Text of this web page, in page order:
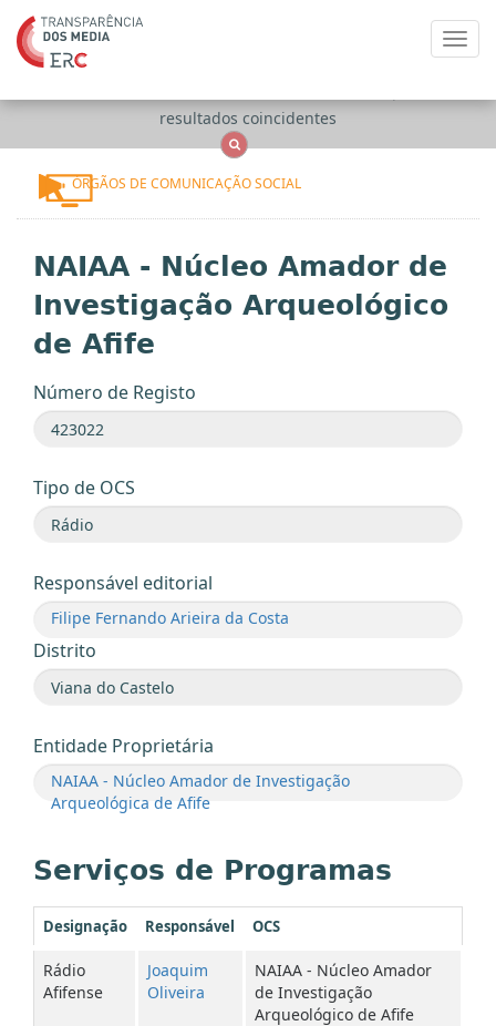
resultados coincidentes
ÓRGÃOS DE COMUNICAÇÃO SOCIAL
NAIAA - Núcleo Amador de
Investigação Arqueológico
de Afife
Número de Registo
Tipo de OCS
Responsável editorial
Filipe Fernando Arieira da Costa
Distrito
Entidade Proprietária
NAIAA - Núcleo Amador de Investigação
Arqueológica de Afife
Serviços de Programas
Designação Responsável OCS
Rádio
Afifense
Joaquim
Oliveira
NAIAA - Núcleo Amador
de Investigação
Arqueológico de Afife